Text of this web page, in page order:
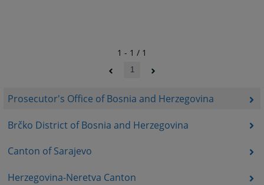
Prosecutor's Office of Bosnia and Herzegovina
Brčko District of Bosnia and Herzegovina
Canton of Sarajevo
Herzegovina-Neretva Canton
1 - 1 / 1
1